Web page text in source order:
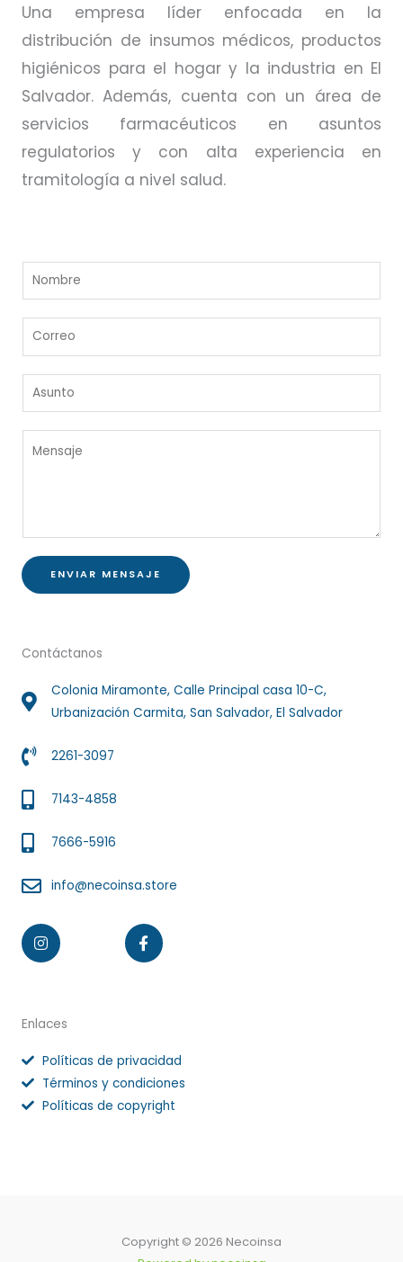
Una empresa líder enfocada en la
distribución de insumos médicos, productos
higiénicos para el hogar y la industria en El
Salvador. Además, cuenta con un área de
servicios farmacéuticos en asuntos
regulatorios y con alta experiencia en
tramitología a nivel salud.
m
r
r
e
u
e
ENVIAR MENSAJE
Contáctanos
Colonia Miramonte, Calle Principal casa 10-C,
Urbanización Carmita, San Salvador, El Salvador
2261-3097
7143-4858
7666-5916
info@necoinsa.store
Instagram Facebook-
f
Enlaces
Políticas de privacidad
Términos y condiciones
Políticas de copyright
Copyright © 2026 Necoinsa